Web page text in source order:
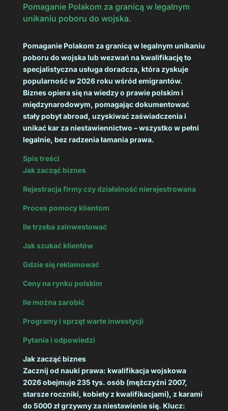
Pomaganie Polakom za granicą w legalnym
unikaniu poboru do wojska.
Pomaganie Polakom za granicą w legalnym unikaniu
poboru do wojska lub wezwań na kwalifikację to
specjalistyczna usługa doradcza, która zyskuje
popularność w 2026 roku wśród emigrantów.
Biznes opiera się na wiedzy o prawie polskim i
międzynarodowym, pomagając dokumentować
stały pobyt abroad, uzyskiwać zaświadczenia i
unikać kar za niestawiennictwo – wszystko w pełni
legalnie, bez radzenia łamania prawa.
Spis treści
Jak zacząć biznes
Rejestracja firmy czy działalność nierejestrowana
Proces pomocy klientom
Ile trzeba zainwestować
Jak szukać klientów
Gdzie się reklamować
Ceny na rynku polskim
Ile można zarobić
Programy i sprzęt warte inwestycji
Pytania i odpowiedzi
Jak zacząć biznes
Zacznij od nauki prawa: kwalifikacja wojskowa
2026 obejmuje 235 tys. osób (mężczyźni 2007,
starsze roczniki, kobiety z kwalifikacjami), z karami
do 5000 zł grzywny za niestawienie się. Klucz: